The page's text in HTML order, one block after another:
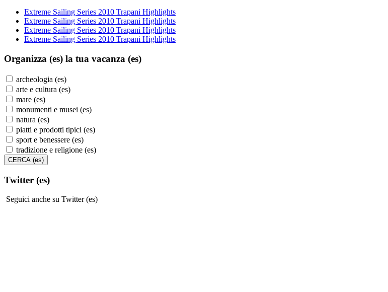
Extreme Sailing Series 2010 Trapani Highlights
Extreme Sailing Series 2010 Trapani Highlights
Extreme Sailing Series 2010 Trapani Highlights
Extreme Sailing Series 2010 Trapani Highlights
Organizza (es) la tua vacanza (es)
archeologia (es)
arte e cultura (es)
mare (es)
monumenti e musei (es)
natura (es)
piatti e prodotti tipici (es)
sport e benessere (es)
tradizione e religione (es)
Twitter (es)
Seguici anche su Twitter (es)